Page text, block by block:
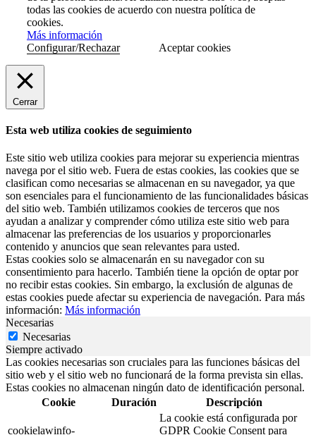
todas las cookies de acuerdo con nuestra política de
cookies.
Más información
Configurar/Rechazar
Aceptar cookies
Cerrar
Esta web utiliza cookies de seguimiento
Este sitio web utiliza cookies para mejorar su experiencia mientras
navega por el sitio web. Fuera de estas cookies, las cookies que se
clasifican como necesarias se almacenan en su navegador, ya que
son esenciales para el funcionamiento de las funcionalidades básicas
del sitio web. También utilizamos cookies de terceros que nos
ayudan a analizar y comprender cómo utiliza este sitio web para
almacenar las preferencias de los usuarios y proporcionarles
contenido y anuncios que sean relevantes para usted.
Estas cookies solo se almacenarán en su navegador con su
consentimiento para hacerlo. También tiene la opción de optar por
no recibir estas cookies. Sin embargo, la exclusión de algunas de
estas cookies puede afectar su experiencia de navegación. Para más
información: Más información
Necesarias
Necesarias
Siempre activado
Las cookies necesarias son cruciales para las funciones básicas del
sitio web y el sitio web no funcionará de la forma prevista sin ellas.
Estas cookies no almacenan ningún dato de identificación personal.
Cookie
Duración Descripción
cookielawinfo-
La cookie está configurada por
GDPR Cookie Consent para